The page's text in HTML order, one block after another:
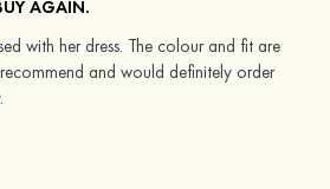
AGAIN.
with her dress. The colour and fit are
and would definitely order